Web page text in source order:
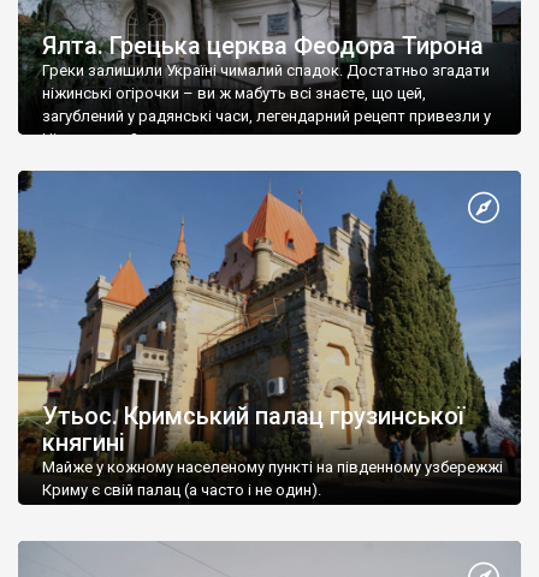
Ялта. Грецька церква Феодора Тирона
Греки залишили Україні чималий спадок. Достатньо згадати
ніжинські огірочки – ви ж мабуть всі знаєте, що цей,
загублений у радянські часи, легендарний рецепт привезли у
Ніжин греки?
Утьос. Кримський палац грузинської
княгині
Майже у кожному населеному пункті на південному узбережжі
Криму є свій палац (а часто і не один).